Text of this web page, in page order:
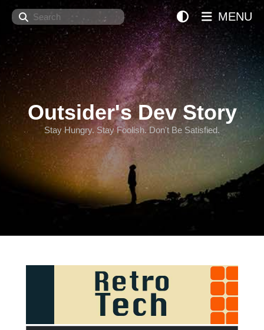
Search
Outsider's Dev Story
Stay Hungry. Stay Foolish. Don't Be Satisfied.
MENU